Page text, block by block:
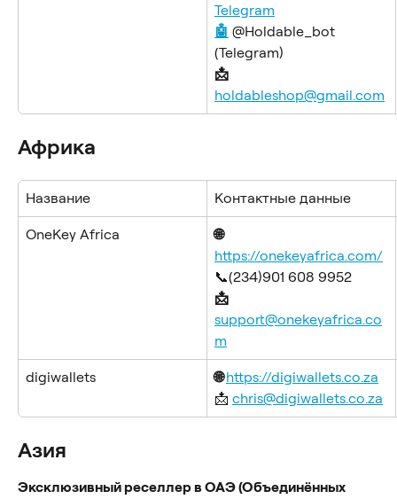
Telegram
🤖 @Holdable_bot
(Telegram)
📩
holdableshop@gmail.com
Африка
Название Контактные данные
OneKey Africa
🌐
https://onekeyafrica.com/
📞(234)901 608 9952
📩
support@onekeyafrica.co
m
digiwallets 🌐 https://digiwallets.co.za
📩 chris@digiwallets.co.za
Азия
Эксклюзивный реселлер в ОАЭ (Объединённых